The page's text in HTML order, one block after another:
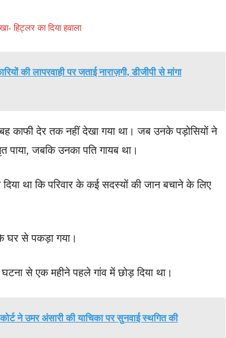
हिट्लर का दिया हवाला
की लापरवाही पर जताई नाराज़गी, डीजीपी से मांगा
काफी देर तक नहीं देखा गया था। जब उनके पड़ोसियों ने
पाया, जबकि उनका पति गायब था।
था कि परिवार के कई सदस्यों की जान बचाने के लिए
घर से पकड़ा गया।
से एक महीने पहले गांव में छोड़ दिया था।
ने उमर अंसारी की याचिका पर सुनवाई स्थगित की